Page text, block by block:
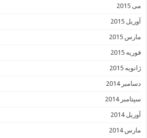
می 2015
آوریل 2015
مارس 2015
فوریه 2015
ژانویه 2015
دسامبر 2014
سپتامبر 2014
آوریل 2014
مارس 2014